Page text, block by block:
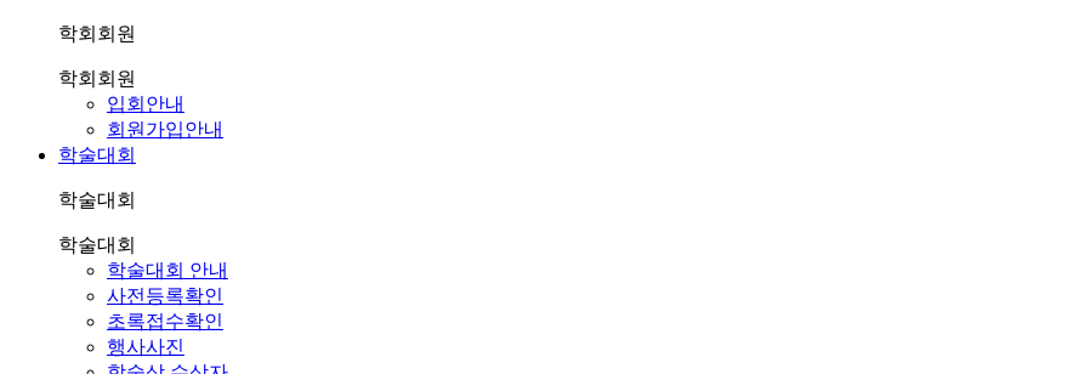
학회회원
학회회원
입회안내
회원가입안내
학술대회
학술대회
학술대회
학술대회 안내
사전등록확인
초록접수확인
행사사진